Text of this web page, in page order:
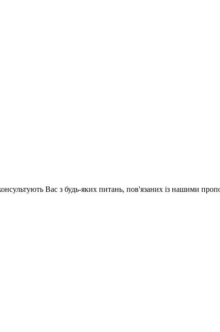
Вас з будь-яких питань, пов'язаних із нашими